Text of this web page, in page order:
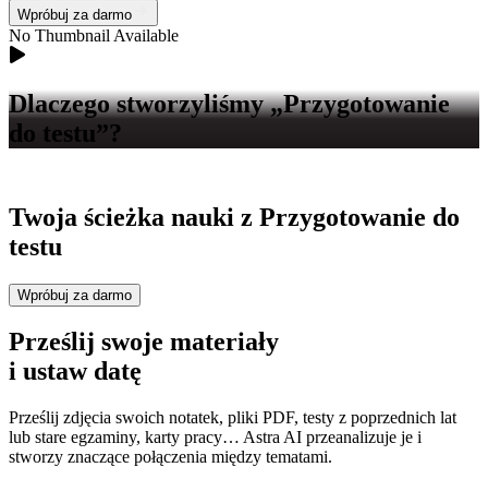
Wpróbuj za darmo
No Thumbnail Available
Dlaczego stworzyliśmy„Przygotowanie
do testu”?
Twoja ścieżka nauki z Przygotowanie do
testu
Wpróbuj za darmo
Prześlij swoje materiały
i ustaw datę
Prześlij zdjęcia swoich notatek, pliki PDF, testy z poprzednich lat
lub stare egzaminy, karty pracy… Astra AI przeanalizuje je i
stworzy znaczące połączenia między tematami.